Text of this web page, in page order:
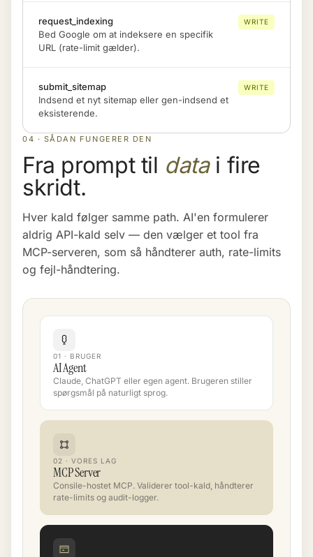
request_indexing
Bed Google om at indeksere en specifik
URL (rate-limit gælder).
WRITE
submit_sitemap
Indsend et nyt sitemap eller gen-indsend et
eksisterende.
WRITE
04 · SÅDAN FUNGERER DEN
Fra prompt til datai fire
skridt.
Hver kald følger samme path. AI'en formulerer
aldrig API-kald selv — den vælger et tool fra
MCP-serveren, som så håndterer auth, rate-limits
og fejl-håndtering.
01 · BRUGER
AI Agent
Claude, ChatGPT eller egen agent. Brugeren stiller
spørgsmål på naturligt sprog.
02 · VORES LAG
MCP Server
Consile-hostet MCP. Validerer tool-kald, håndterer
rate-limits og audit-logger.